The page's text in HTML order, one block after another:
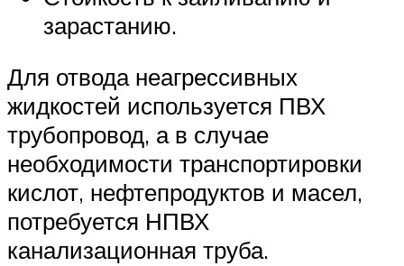
зарастанию.
Для отвода неагрессивных
жидкостей используется ПВХ
трубопровод, а в случае
необходимости транспортировки
кислот, нефтепродуктов и масел,
потребуется НПВХ
канализационная труба.